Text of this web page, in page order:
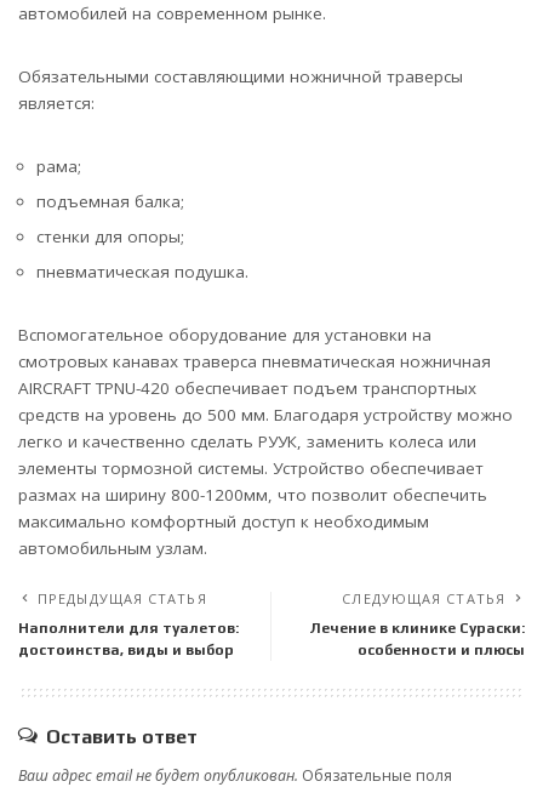
автомобилей на современном рынке.
Обязательными составляющими ножничной траверсы
является:
рама;
подъемная балка;
стенки для опоры;
пневматическая подушка.
Вспомогательное оборудование для установки на
смотровых канавах траверса пневматическая ножничная
AIRCRAFT TPNU-420 обеспечивает подъем транспортных
средств на уровень до 500 мм. Благодаря устройству можно
легко и качественно сделать РУУК, заменить колеса или
элементы тормозной системы. Устройство обеспечивает
размах на ширину 800-1200мм, что позволит обеспечить
максимально комфортный доступ к необходимым
автомобильным узлам.
ПРЕДЫДУЩАЯ СТАТЬЯ
Наполнители для туалетов:
достоинства, виды и выбор
СЛЕДУЮЩАЯ СТАТЬЯ
Лечение в клинике Сураски:
особенности и плюсы
Оставить ответ
Ваш адрес email не будет опубликован. Обязательные поля